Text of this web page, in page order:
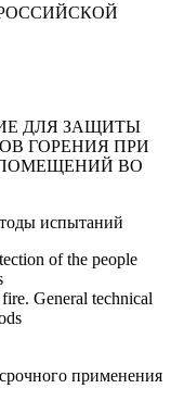
ДЛЯ ЗАЩИТЫ
ГОРЕНИЯ ПРИ
ВО
испытаний
of the people
General technical
применения